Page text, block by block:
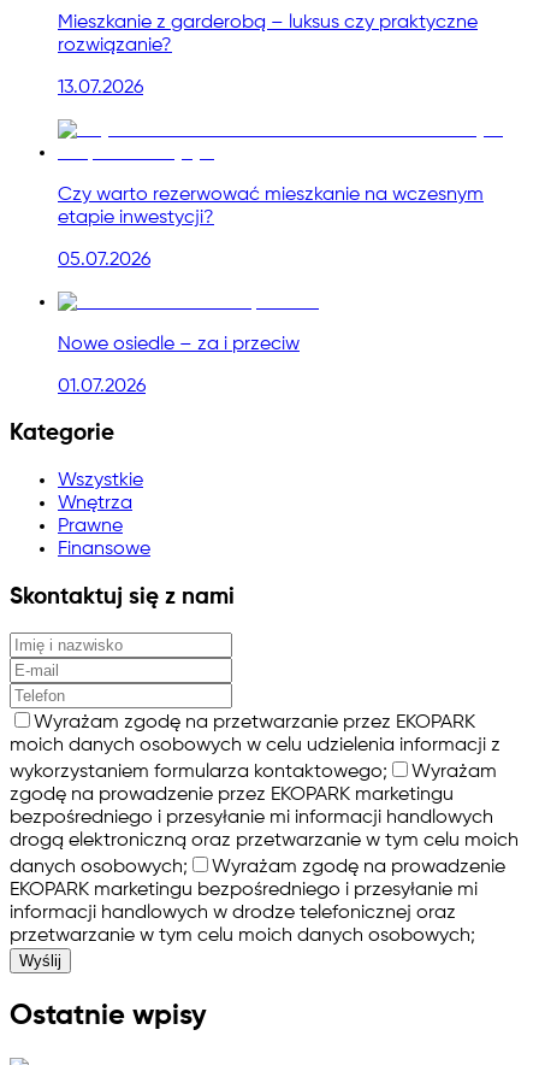
Mieszkanie z garderobą – luksus czy praktyczne
rozwiązanie?
13.07.2026
Czy warto rezerwować mieszkanie na wczesnym
etapie inwestycji?
05.07.2026
Nowe osiedle – za i przeciw
01.07.2026
Kategorie
Wszystkie
Wnętrza
Prawne
Finansowe
Skontaktuj się z nami
Wyrażam zgodę na przetwarzanie przez EKOPARK
moich danych osobowych w celu udzielenia informacji z
wykorzystaniem formularza kontaktowego;
Wyrażam
zgodę na prowadzenie przez EKOPARK marketingu
bezpośredniego i przesyłanie mi informacji handlowych
drogą elektroniczną oraz przetwarzanie w tym celu moich
danych osobowych;
Wyrażam zgodę na prowadzenie
EKOPARK marketingu bezpośredniego i przesyłanie mi
informacji handlowych w drodze telefonicznej oraz
przetwarzanie w tym celu moich danych osobowych;
Wyślij
Ostatnie wpisy